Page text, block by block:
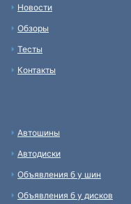
Новости
Обзоры
Тесты
Контакты
Автошины
Автодиски
Объявления б у шин
Объявления б у дисков